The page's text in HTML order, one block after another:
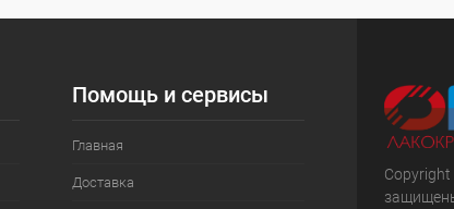
Помощь и сервисы
Главная
Доставка